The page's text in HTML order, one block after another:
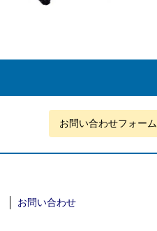
お問い合わせフォーム
お問い合わせ